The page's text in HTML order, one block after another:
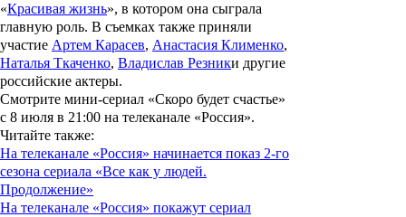
«Красивая жизнь», в котором она сыграла
главную роль. В съемках также приняли
участие Артем Карасев, Анастасия Клименко,
Наталья Ткаченко, Владислав Резники другие
российские актеры.
Смотрите мини-сериал «Скоро будет счастье»
с 8 июля в 21:00 на телеканале «Россия».
Читайте также:
На телеканале «Россия» начинается показ 2-го
сезона сериала «Все как у людей.
Продолжение»
На телеканале «Россия» покажут сериал